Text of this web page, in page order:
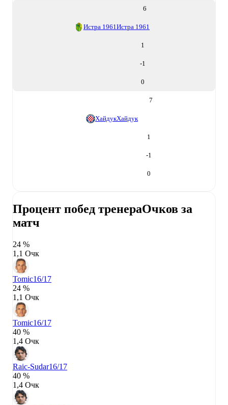
6
Истра 1961Истра 1961
1
-1
0
7
ХайдукХайдук
1
-1
0
Процент побед тренераОчков за
матч
24 %
1,1 Очк
Tomic16/17
24 %
1,1 Очк
Tomic16/17
40 %
1,4 Очк
Raic-Sudar16/17
40 %
1,4 Очк